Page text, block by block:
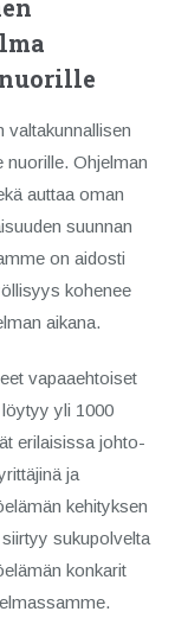
valtakunnallisen
nuorille. Ohjelman
auttaa oman
suunnan
on aidosti
kohenee
aikana.
vapaaehtoiset
yli 1000
erilaisissa johto-
ja
kehityksen
sukupolvelta
konkarit